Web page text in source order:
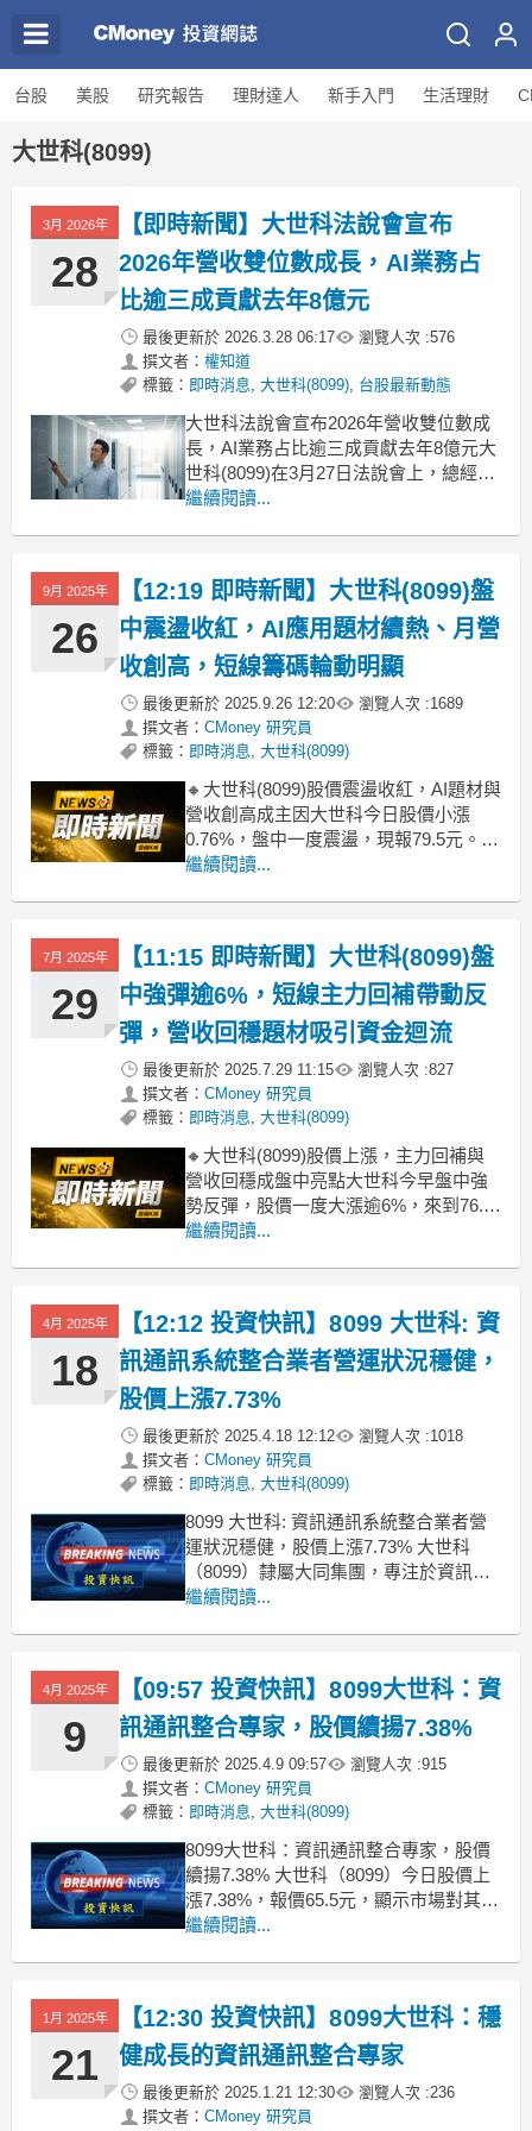
台股 美股 研究報告 理財達人 新手入門 生活理財
大世科(8099)
3月 2026年
28
【即時新聞】大世科法說會宣布
2026年營收雙位數成長，AI業務占
比逾三成貢獻去年8億元
最後更新於 2026.3.28 06:17 瀏覽人次 :576
撰文者： 權知道
標籤： 即時消息, 大世科(8099), 台股最新動態
大世科法說會宣布2026年營收雙位數成
長，AI業務占比逾三成貢獻去年8億元大
世科(8099)在3月27日法說會上，總經理
劉盈秀表示，2026年將鎖定代理型AI商
純益2.52億元，每股純益2.5元。AI及算
力相關業務占比逾三
繼續閱讀...
9月 2025年
26
【12:19 即時新聞】大世科(8099)盤
中震盪收紅，AI應用題材續熱、月營
收創高，短線籌碼輪動明顯
最後更新於 2025.9.26 12:20 瀏覽人次 :1689
撰文者： CMoney 研究員
標籤： 即時消息, 大世科(8099)
🔸大世科(8099)股價震盪收紅，AI題材與
營收創高成主因大世科今日股價小漲
0.76%，盤中一度震盪，現報79.5元。主
因在於AI應用題材持續發酵，近期推出
單月營收爆量至982.29百萬元，年增率
高達225.0
繼續閱讀...
7月 2025年
29
【11:15 即時新聞】大世科(8099)盤
中強彈逾6%，短線主力回補帶動反
彈，營收回穩題材吸引資金迴流
最後更新於 2025.7.29 11:15 瀏覽人次 :827
撰文者： CMoney 研究員
標籤： 即時消息, 大世科(8099)
🔸大世科(8099)股價上漲，主力回補與
營收回穩成盤中亮點大世科今早盤中強
勢反彈，股價一度大漲逾6%，來到76.9
元。近期主力買盤迴流，搭配6月營收年
偏多，但主力分點近5日買超5.1%，短線
資金明顯迴流，成為今日走勢主因。�
繼續閱讀...
4月 2025年
18
【12:12 投資快訊】8099 大世科: 資
訊通訊系統整合業者營運狀況穩健，
股價上漲7.73%
最後更新於 2025.4.18 12:12 瀏覽人次 :1018
撰文者： CMoney 研究員
標籤： 即時消息, 大世科(8099)
8099 大世科: 資訊通訊系統整合業者營
運狀況穩健，股價上漲7.73% 大世科
（8099）隸屬大同集團，專注於資訊通
訊系統整合及相關技術服務，主要營收
7.73%，顯示市場對其未來成長的信心。
根據券商報告，大世科正在持續拓展
繼續閱讀...
4月 2025年
9
【09:57 投資快訊】8099大世科：資
訊通訊整合專家，股價續揚7.38%
最後更新於 2025.4.9 09:57 瀏覽人次 :915
撰文者： CMoney 研究員
標籤： 即時消息, 大世科(8099)
8099大世科：資訊通訊整合專家，股價
續揚7.38% 大世科（8099）今日股價上
漲7.38%，報價65.5元，顯示市場對其未
來成長的信心。作為大同旗下企業，大
中，資訊技術服務及教育訓練佔
36.14%，顯示出穩定的專業服務需求。
繼續閱讀...
1月 2025年
21
【12:30 投資快訊】8099大世科：穩
健成長的資訊通訊整合專家
最後更新於 2025.1.21 12:30 瀏覽人次 :236
撰文者： CMoney 研究員